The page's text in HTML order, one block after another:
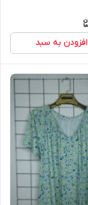
افزودن به سبد